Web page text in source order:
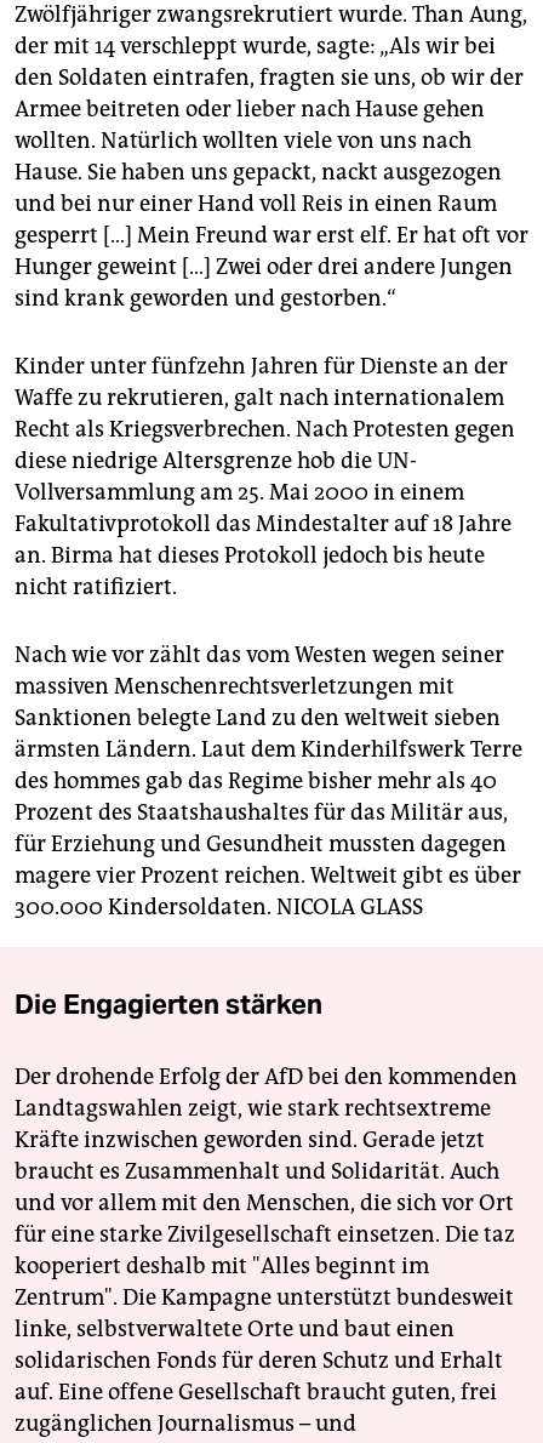
Zwölfjähriger zwangsrekrutiert wurde. Than Aung,
der mit 14 verschleppt wurde, sagte: „Als wir bei
den Soldaten eintrafen, fragten sie uns, ob wir der
Armee beitreten oder lieber nach Hause gehen
wollten. Natürlich wollten viele von uns nach
Hause. Sie haben uns gepackt, nackt ausgezogen
und bei nur einer Hand voll Reis in einen Raum
gesperrt […] Mein Freund war erst elf. Er hat oft vor
Hunger geweint […] Zwei oder drei andere Jungen
sind krank geworden und gestorben.“
Kinder unter fünfzehn Jahren für Dienste an der
Waffe zu rekrutieren, galt nach internationalem
Recht als Kriegsverbrechen. Nach Protesten gegen
diese niedrige Altersgrenze hob die UN-
Vollversammlung am 25. Mai 2000 in einem
Fakultativprotokoll das Mindestalter auf 18 Jahre
an. Birma hat dieses Protokoll jedoch bis heute
nicht ratifiziert.
Nach wie vor zählt das vom Westen wegen seiner
massiven Menschenrechtsverletzungen mit
Sanktionen belegte Land zu den weltweit sieben
ärmsten Ländern. Laut dem Kinderhilfswerk Terre
des hommes gab das Regime bisher mehr als 40
Prozent des Staatshaushaltes für das Militär aus,
für Erziehung und Gesundheit mussten dagegen
magere vier Prozent reichen. Weltweit gibt es über
300.000 Kindersoldaten. NICOLA GLASS
Die Engagierten stärken
Der drohende Erfolg der AfD bei den kommenden
Landtagswahlen zeigt, wie stark rechtsextreme
Kräfte inzwischen geworden sind. Gerade jetzt
braucht es Zusammenhalt und Solidarität. Auch
und vor allem mit den Menschen, die sich vor Ort
für eine starke Zivilgesellschaft einsetzen. Die taz
kooperiert deshalb mit "Alles beginnt im
Zentrum". Die Kampagne unterstützt bundesweit
linke, selbstverwaltete Orte und baut einen
solidarischen Fonds für deren Schutz und Erhalt
auf. Eine offene Gesellschaft braucht guten, frei
zugänglichen Journalismus – und